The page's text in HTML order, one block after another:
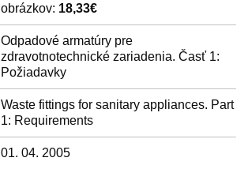
obrázkov: 18,33€
Odpadové armatúry pre
zdravotnotechnické zariadenia. Časť 1:
Požiadavky
Waste fittings for sanitary appliances. Part
1: Requirements
01. 04. 2005